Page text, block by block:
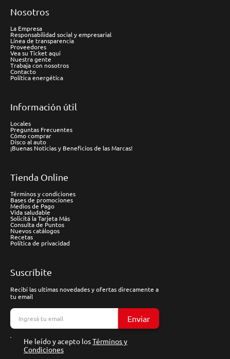
Nosotros
La Empresa
Responsabilidad social y empresarial
Línea de transparencia
Proveedores
Vea su Ticket aquí
Nuestra gente
Trabaja con nosotros
Contacto
Política energética
Información útil
Locales
Preguntas Frecuentes
Cómo comprar
Disco al auto
¡Buenas Noticias y Beneficios de las Marcas!
Tienda Online
Términos y condiciones
Bases de promociones
Medios de Pago
Vida saludable
Solicitá la Tarjeta Más
Consulta de Puntos
Nuevos catálogos
Recetas
Política de privacidad
Suscríbite
Recibí las ultimas novedades y ofertas direcamente a
tu email
Enviar
He leído y acepto losTérminos y
Condiciones